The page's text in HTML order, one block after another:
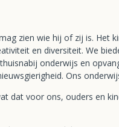
zien wie hij of zij is. Het
en diversiteit. We
onderwijs en
Ons
dat voor ons, ouders en